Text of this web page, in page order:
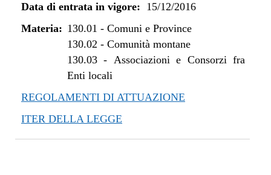
dal 28/09/2017 al 10/11/2017
dal 10/08/2017 al 27/09/2017
dal 27/04/2017 al 09/08/2017
dal 09/01/2017 al 26/04/2017
dal 15/12/2016 al 08/01/2017
Data di entrata in vigore: 15/12/2016
Materia: 130.01 - Comuni e Province
130.02 - Comunità montane
130.03- Associazioni e Consorzi fra
Enti locali
REGOLAMENTI DI ATTUAZIONE
ITER DELLA LEGGE